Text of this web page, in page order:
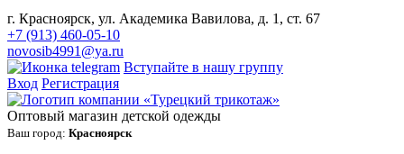
г. Красноярск, ул. Академика Вавилова, д. 1, ст. 67
+7 (913) 460-05-10
novosib4991@ya.ru
Вступайте в нашу группу
Вход Регистрация
Оптовый магазин детской одежды
Ваш город: Красноярск